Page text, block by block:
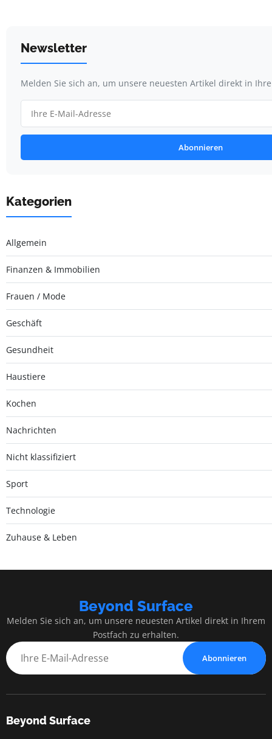
Newsletter
Melden Sie sich an, um unsere neuesten Artikel direkt in
Abonnieren
Kategorien
Allgemein
Finanzen & Immobilien
Frauen / Mode
Geschäft
Gesundheit
Haustiere
Kochen
Nachrichten
Nicht klassifiziert
Sport
Technologie
Zuhause & Leben
Beyond Surface
Melden Sie sich an, um unsere neuesten Artikel direkt in Ihrem
Postfach zu erhalten.
Abonnieren
Beyond Surface